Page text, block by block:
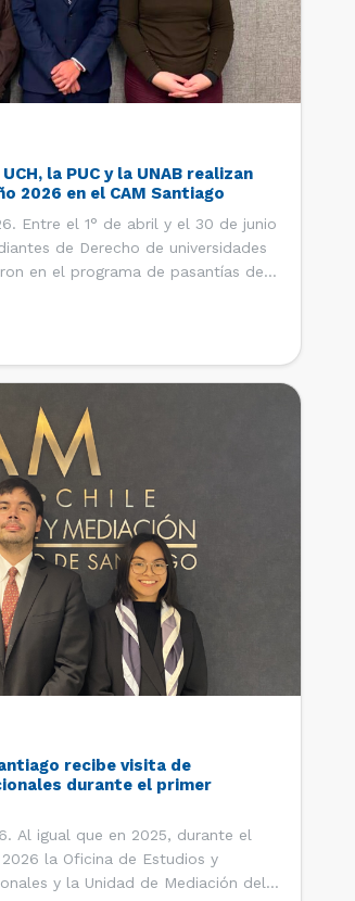
la PUC y la UNAB realizan
2026 en el CAM Santiago
Entre el 1° de abril y el 30 de junio
de Derecho de universidades
en el programa de pasantías del
(CCS). Así, se realizaron […]
recibe visita de
durante el primer
Al igual que en 2025, durante el
la Oficina de Estudios y
y la Unidad de Mediación del